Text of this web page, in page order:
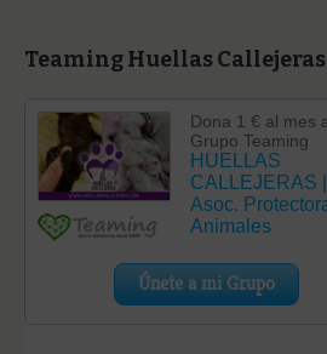
Teaming Huellas Callejeras